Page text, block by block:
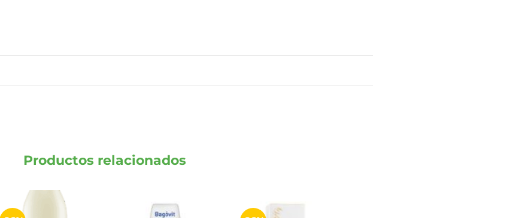
Productos relacionados